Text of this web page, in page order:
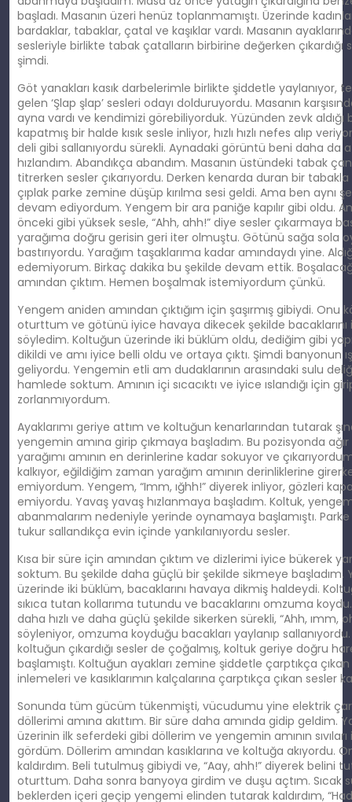
başladı. Masanın üzeri henüz toplanmamıştı. Üzerinde
bardaklar, tabaklar, çatal ve kaşıklar vardı. Masanın
sesleriyle birlikte tabak çatalların birbirine değerken çıkardığı
şimdi.
Göt yanakları kasık darbelerimle birlikte şiddetle yaylanıyor,
gelen ‘Şlap şlap’ sesleri odayı dolduruyordu. Masanın
ayna vardı ve kendimizi görebiliyorduk. Yüzünden zevk aldığı
kapatmış bir halde kısık sesle inliyor, hızlı hızlı nefes alıp
deli gibi sallanıyordu sürekli. Aynadaki görüntü beni daha da
hızlandım. Abandıkça abandım. Masanın üstündeki tabak
titrerken sesler çıkarıyordu. Derken kenarda duran bir
çıplak parke zemine düşüp kırılma sesi geldi. Ama ben aynı
devam ediyordum. Yengem bir ara paniğe kapılır gibi oldu.
önceki gibi yüksek sesle, “Ahh, ahh!” diye sesler çıkarmaya
yarağıma doğru gerisin geri iter olmuştu. Götünü sağa sola
bastırıyordu. Yarağım taşaklarıma kadar amındaydı yine.
edemiyorum. Birkaç dakika bu şekilde devam ettik.
amından çıktım. Hemen boşalmak istemiyordum çünkü.
Yengem aniden amından çıktığım için şaşırmış gibiydi. Onu
oturttum ve götünü iyice havaya dikecek şekilde bacaklarını
söyledim. Koltuğun üzerinde iki büklüm oldu, dediğim gibi
dikildi ve amı iyice belli oldu ve ortaya çıktı. Şimdi banyonun
geliyordu. Yengemin etli am dudaklarının arasındaki sulu
hamlede soktum. Amının içi sıcacıktı ve iyice ıslandığı için
zorlanmıyordum.
Ayaklarımı geriye attım ve koltuğun kenarlarından tutarak
yengemin amına girip çıkmaya başladım. Bu pozisyonda
yarağımı amının en derinlerine kadar sokuyor ve
kalkıyor, eğildiğim zaman yarağım amının derinliklerine
emiyordum. Yengem, “Imm, ığhh!” diyerek inliyor, gözleri
emiyordu. Yavaş yavaş hızlanmaya başladım. Koltuk,
abanmalarım nedeniyle yerinde oynamaya başlamıştı.
tukur sallandıkça evin içinde yankılanıyordu sesler.
Kısa bir süre için amından çıktım ve dizlerimi iyice bükerek
soktum. Bu şekilde daha güçlü bir şekilde sikmeye
üzerinde iki büklüm, bacaklarını havaya dikmiş haldeydi.
sıkıca tutan kollarıma tutundu ve bacaklarını omzuma
daha hızlı ve daha güçlü şekilde sikerken sürekli, “Ahh, ımm,
söyleniyor, omzuma koyduğu bacakları yaylanıp
koltuğun çıkardığı sesler de çoğalmış, koltuk geriye doğru
başlamıştı. Koltuğun ayakları zemine şiddetle çarptıkça
inlemeleri ve kasıklarımın kalçalarına çarptıkça çıkan sesler
Sonunda tüm gücüm tükenmişti, vücudumu yine elektrik
döllerimi amına akıttım. Bir süre daha amında gidip geldim.
üzerinin ilk seferdeki gibi döllerim ve yengemin amının sıvıları
gördüm. Döllerim amından kasıklarına ve koltuğa akıyordu.
kaldırdım. Beli tutulmuş gibiydi ve, “Aay, ahh!” diyerek belini
oturttum. Daha sonra banyoya girdim ve duşu açtım. Sıcak
beklerden içeri geçip yengemi elinden tutarak kaldırdım,